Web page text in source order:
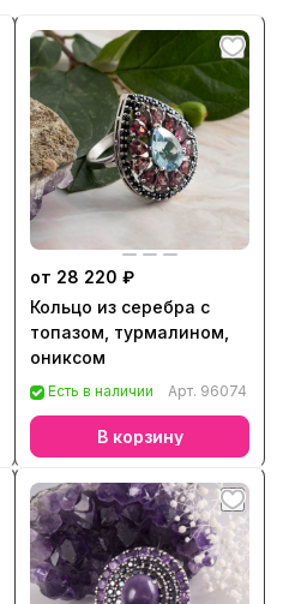
от 28 220 ₽
Кольцо из серебра с
топазом, турмалином,
ониксом
Есть в наличии Арт. 96074
В корзину